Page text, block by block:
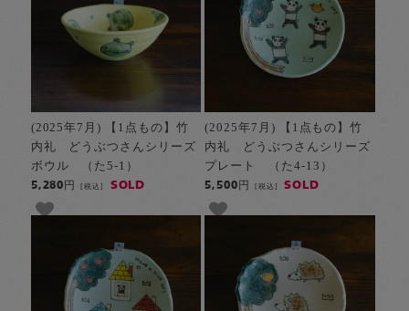
(2025年7月) 【1点もの】竹
内礼 どうぶつさんシリーズ
ボウル （た5-1）
5,280円[税込] SOLD
(2025年7月) 【1点もの】竹
内礼 どうぶつさんシリーズ
プレート （た4-13）
5,500円 [税込] SOLD